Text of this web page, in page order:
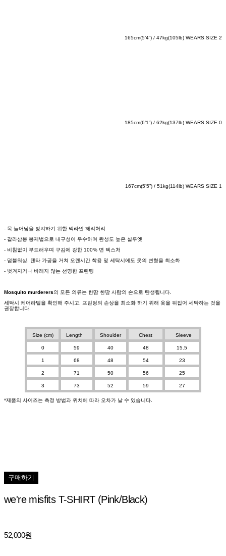
165cm(5’4”) / 47kg(105lb) WEARS SIZE 2
185cm(6’1”) / 62kg(137lb) WEARS SIZE 0
167cm(5’5”) / 51kg(114lb) WEARS SIZE 1
- 목 늘어남을 방지하기 위한 넥라인 해리처리
- 갈라삼봉 봉제법으로 내구성이 우수하며 완성도 높은 실루엣
- 비침없이 부드러우며 구김에 강한 100% 면 텍스처
- 덤블워싱, 텐타 가공을 거쳐 오랜시간 착용 및 세탁시에도 옷의 변형을 최소화
- 벗겨지거나 바래지 않는 선명한 프린팅
Mosquito murderers의 모든 의류는 한땀 한땀 사람의 손으로 탄생됩니다.
세탁시 케어라벨을 확인해 주시고, 프린팅의 손상을 최소화 하기 위해 옷을 뒤집어 세탁하는 것을
권장합니다.
Size (cm) Length Shoulder Chest Sleeve
0 59 40 48 15.5
1 68 48 54 23
2 71 50 56 25
3 73 52 59 27
*제품의 사이즈는 측정 방법과 위치에 따라 오차가 날 수 있습니다.
구매하기
we're misfits T-SHIRT (Pink/Black)
52,000원